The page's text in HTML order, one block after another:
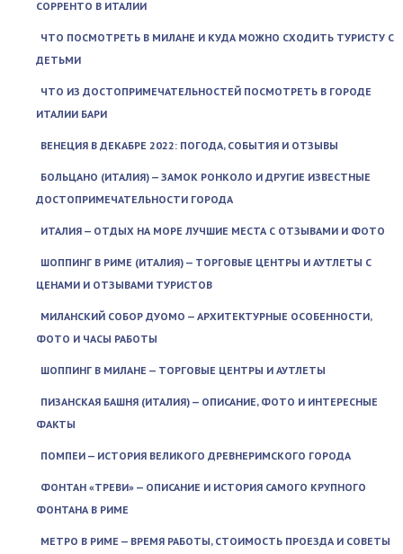
СОРРЕНТО В ИТАЛИИ
ЧТО ПОСМОТРЕТЬ В МИЛАНЕ И КУДА МОЖНО СХОДИТЬ ТУРИСТУ С
ДЕТЬМИ
ЧТО ИЗ ДОСТОПРИМЕЧАТЕЛЬНОСТЕЙ ПОСМОТРЕТЬ В ГОРОДЕ
ИТАЛИИ БАРИ
ВЕНЕЦИЯ В ДЕКАБРЕ 2022: ПОГОДА, СОБЫТИЯ И ОТЗЫВЫ
БОЛЬЦАНО (ИТАЛИЯ) — ЗАМОК РОНКОЛО И ДРУГИЕ ИЗВЕСТНЫЕ
ДОСТОПРИМЕЧАТЕЛЬНОСТИ ГОРОДА
ИТАЛИЯ — ОТДЫХ НА МОРЕ ЛУЧШИЕ МЕСТА С ОТЗЫВАМИ И ФОТО
ШОППИНГ В РИМЕ (ИТАЛИЯ) — ТОРГОВЫЕ ЦЕНТРЫ И АУТЛЕТЫ С
ЦЕНАМИ И ОТЗЫВАМИ ТУРИСТОВ
МИЛАНСКИЙ СОБОР ДУОМО — АРХИТЕКТУРНЫЕ ОСОБЕННОСТИ,
ФОТО И ЧАСЫ РАБОТЫ
ШОППИНГ В МИЛАНЕ — ТОРГОВЫЕ ЦЕНТРЫ И АУТЛЕТЫ
ПИЗАНСКАЯ БАШНЯ (ИТАЛИЯ) — ОПИСАНИЕ, ФОТО И ИНТЕРЕСНЫЕ
ФАКТЫ
ПОМПЕИ — ИСТОРИЯ ВЕЛИКОГО ДРЕВНЕРИМСКОГО ГОРОДА
ФОНТАН «ТРЕВИ» — ОПИСАНИЕ И ИСТОРИЯ САМОГО КРУПНОГО
ФОНТАНА В РИМЕ
МЕТРО В РИМЕ — ВРЕМЯ РАБОТЫ, СТОИМОСТЬ ПРОЕЗДА И СОВЕТЫ